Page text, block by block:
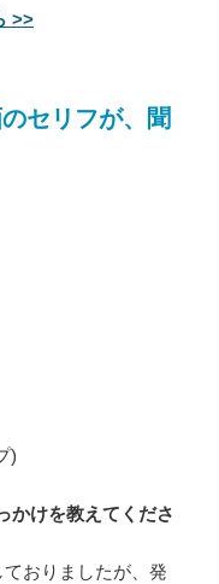
>>
セリフが、聞
)
かけを教えてくださ
おりましたが、発